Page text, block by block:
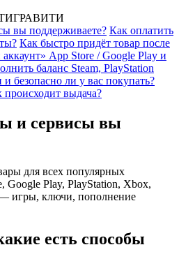
вы поддерживаете? Как оплатить
Как быстро придёт товар после
App Store / Google Play и
баланс Steam, PlayStation
безопасно ли у вас покупать?
происходит выдача?
и сервисы вы
для всех популярных
Google Play, PlayStation, Xbox,
игры, ключи, пополнение
есть способы